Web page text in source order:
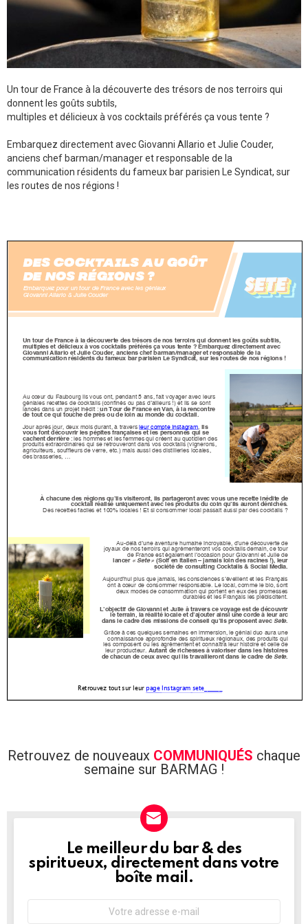
Un tour de France à la découverte des trésors de nos terroirs qui
donnent les goûts subtils,
multiples et délicieux à vos cocktails préférés ça vous tente ?
Embarquez directement avec Giovanni Allario et Julie Couder,
anciens chef barman/manager et responsable de la
communication résidents du fameux bar parisien Le Syndicat, sur
les routes de nos régions !
Retrouvez de nouveaux COMMUNIQUÉS chaque
semaine sur BARMAG !
NEWSLETTER
Le meilleur du bar & des
spiritueux, directement dans votre
boîte mail.